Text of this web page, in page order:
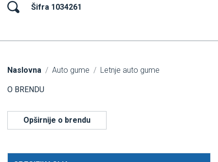
Šifra 1034261
Naslovna Auto gume Letnje auto gume
O BRENDU
Opširnije o brendu